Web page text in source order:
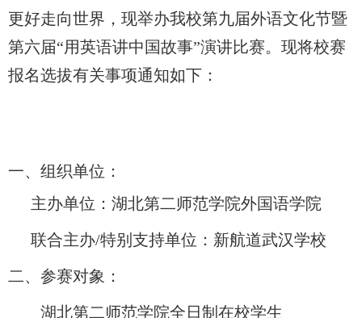
更好走向世界，现举办我校第九届外语文化节暨
第六届“用英语讲中国故事”演讲比赛。现将校赛
报名选拔有关事项通知如下：
一、组织单位：
主办单位：湖北第二师范学院外国语学院
联合主办/特别支持单位：新航道武汉学校
二、参赛对象：
湖北第二师范学院全日制在校学生